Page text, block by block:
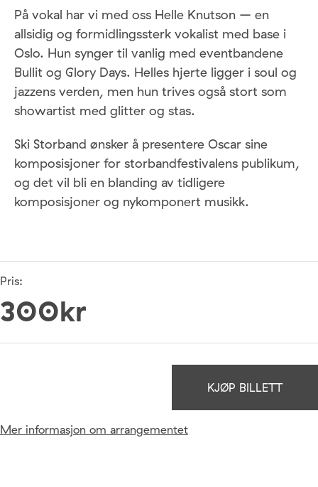
På vokal har vi med oss Helle Knutson – en
allsidig og formidlingssterk vokalist med base i
Oslo. Hun synger til vanlig med eventbandene
Bullit og Glory Days. Helles hjerte ligger i soul og
jazzens verden, men hun trives også stort som
showartist med glitter og stas.
Ski Storband ønsker å presentere Oscar sine
komposisjoner for storbandfestivalens publikum,
og det vil bli en blanding av tidligere
komposisjoner og nykomponert musikk.
Pris:
300kr
KJØP BILLETT
Mer informasjon om arrangementet